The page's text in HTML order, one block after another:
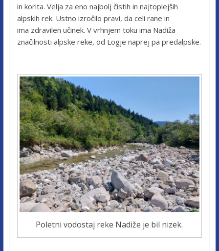
in korita. Velja za eno najbolj čistih in najtoplejših
alpskih rek. Ustno izročilo pravi, da celi rane in
ima zdravilen učinek. V vrhnjem toku ima Nadiža
značilnosti alpske reke, od Logje naprej pa predalpske.
Poletni vodostaj reke Nadiže je bil nizek.